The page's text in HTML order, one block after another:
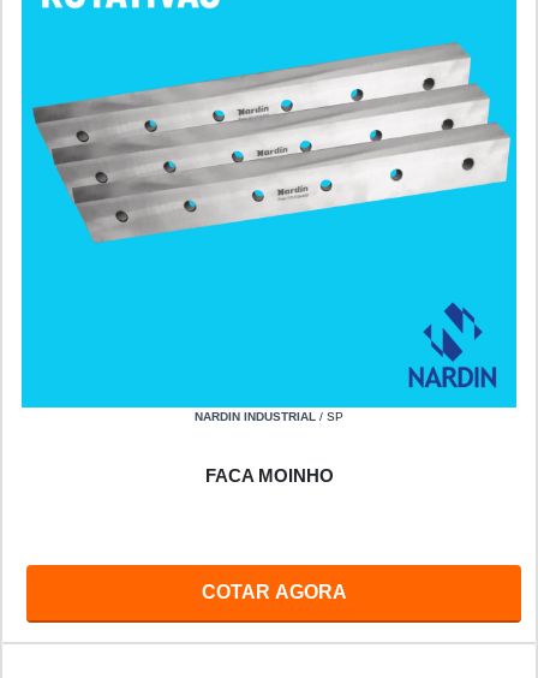
NARDIN INDUSTRIAL / SP
FACA MOINHO
COTAR AGORA